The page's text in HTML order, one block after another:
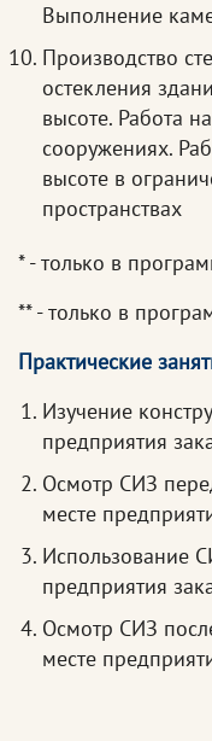
Выполнение
Производство
остекления
высоте. Работа
сооружениях.
высоте в
пространствах
* - только в
** - только в
Практические
Изучение
предприятия
Осмотр СИЗ
месте
Использование
предприятия
Осмотр СИЗ
месте